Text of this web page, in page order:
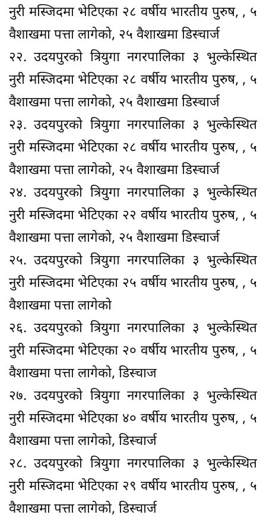
नुरी मस्जिदमा भेटिएका २८ वर्षीय भारतीय पुरुष, , ५
वैशाखमा पत्ता लागेको, २५ वैशाखमा डिस्चार्ज
२२. उदयपुरको त्रियुगा नगरपालिका ३ भुल्केस्थित
नुरी मस्जिदमा भेटिएका २८ वर्षीय भारतीय पुरुष, , ५
वैशाखमा पत्ता लागेको, २५ वैशाखमा डिस्चार्ज
२३. उदयपुरको त्रियुगा नगरपालिका ३ भुल्केस्थित
नुरी मस्जिदमा भेटिएका २८ वर्षीय भारतीय पुरुष, , ५
वैशाखमा पत्ता लागेको, २५ वैशाखमा डिस्चार्ज
२४. उदयपुरको त्रियुगा नगरपालिका ३ भुल्केस्थित
नुरी मस्जिदमा भेटिएका २२ वर्षीय भारतीय पुरुष, , ५
वैशाखमा पत्ता लागेको, २५ वैशाखमा डिस्चार्ज
२५. उदयपुरको त्रियुगा नगरपालिका ३ भुल्केस्थित
नुरी मस्जिदमा भेटिएका २५ वर्षीय भारतीय पुरुष, , ५
वैशाखमा पत्ता लागेको
२६. उदयपुरको त्रियुगा नगरपालिका ३ भुल्केस्थित
नुरी मस्जिदमा भेटिएका २० वर्षीय भारतीय पुरुष, , ५
वैशाखमा पत्ता लागेको, डिस्चाज
२७. उदयपुरको त्रियुगा नगरपालिका ३ भुल्केस्थित
नुरी मस्जिदमा भेटिएका ४० वर्षीय भारतीय पुरुष, , ५
वैशाखमा पत्ता लागेको, डिस्चार्ज
२८. उदयपुरको त्रियुगा नगरपालिका ३ भुल्केस्थित
नुरी मस्जिदमा भेटिएका २९ वर्षीय भारतीय पुरुष, , ५
वैशाखमा पत्ता लागेको, डिस्चार्ज